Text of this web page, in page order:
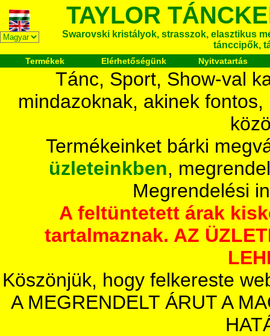
TAYLOR
Swarovski kristályok, strasszok, elasztikus
tánccipők,
Termékek Elérhetőségünk Nyitvatartás
Tánc, Sport, Show-val
mindazoknak, akinek
Termékeinket bárki
üzleteinkben,
Megrendelési
A feltüntetett árak
tartalmaznak. AZ
Köszönjük, hogy felkereste
A MEGRENDELT ÁRUT A